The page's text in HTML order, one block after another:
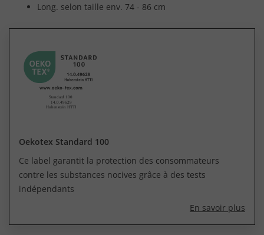
Long. selon taille env. 74 - 86 cm
Oekotex Standard 100
Ce label garantit la protection des consommateurs
contre les substances nocives grâce à des tests
indépendants
En savoir plus